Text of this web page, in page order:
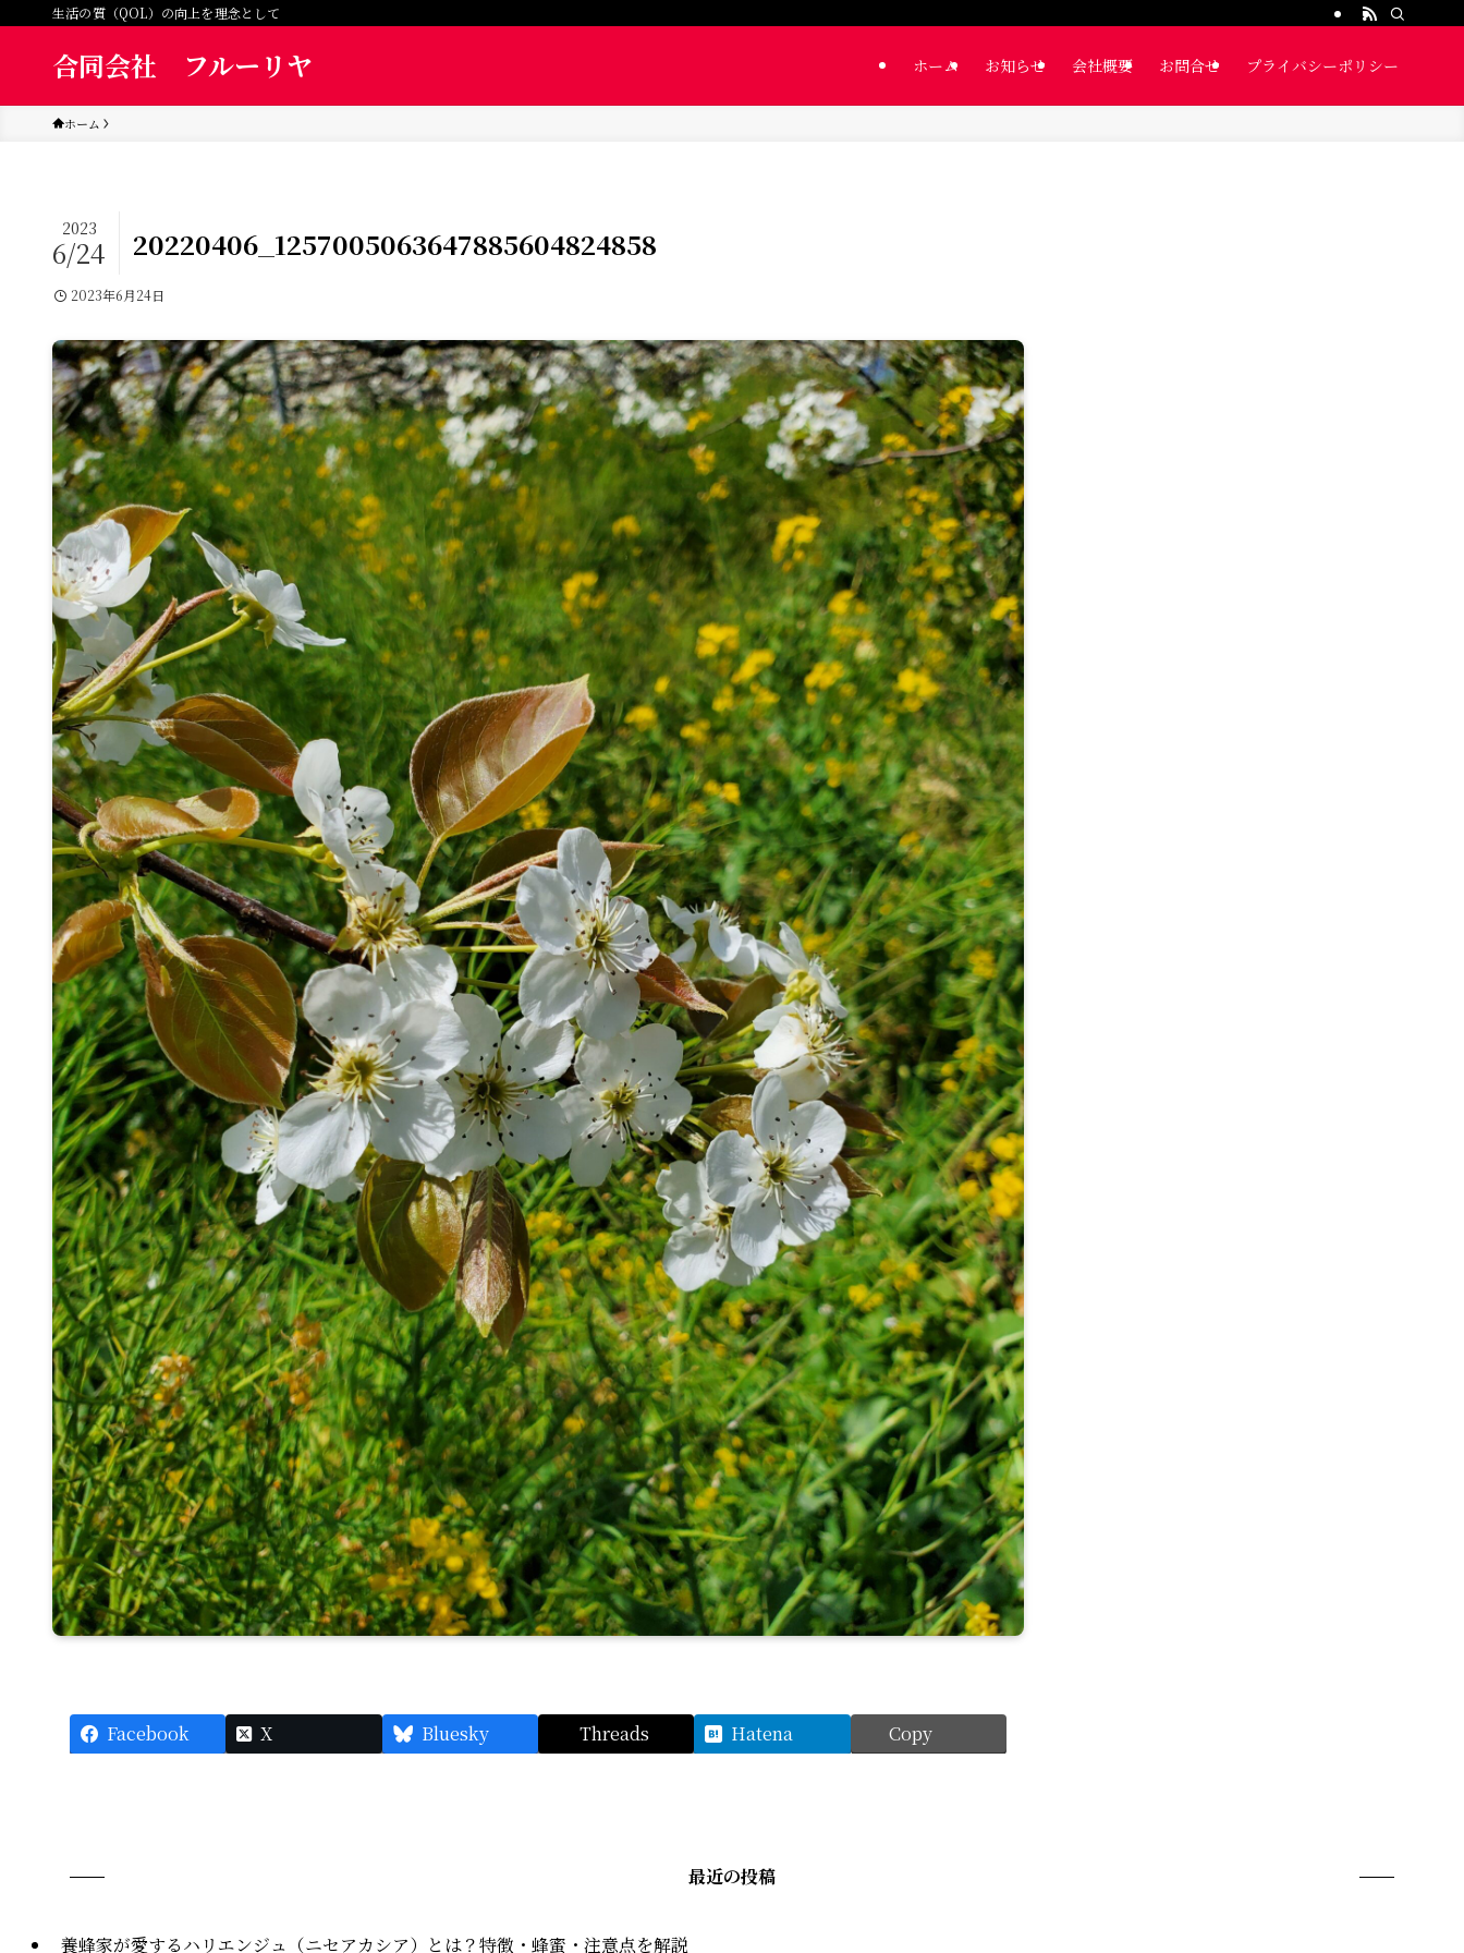
生活の質（QOL）の向上を理念として
合同会社 フルーリヤ ホーム お知らせ 会社概要 お問合せ プライバシーポリシー
ホーム
20220406_1257005063647885604824858
2023
6/24
2023年6月24日
Facebook X Bluesky Threads Hatena Copy
最近の投稿
養蜂家が愛するハリエンジュ（ニセアカシア）とは？特徴・蜂蜜・注意点を解説